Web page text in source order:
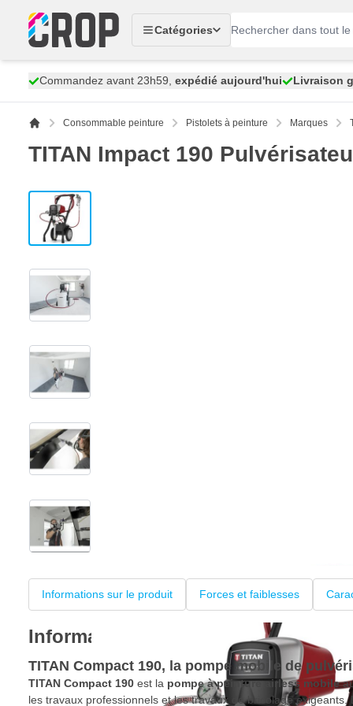
Catégories
Commandez avant 23h59, expédié aujourd'hui Livraison
Consommable peinture Pistolets à peinture Marques
TITAN Impact 190
View larger image
View larger image
View larger image
View larger image
View larger image
+4
Informations sur le produit Forces et faiblesses
Informations sur le produit
TITAN Compact 190, la pompe mobile de
TITAN Compact 190 est la pompe à peinture airless mobile
les travaux professionnels et les travaux de bricolage exigeants.